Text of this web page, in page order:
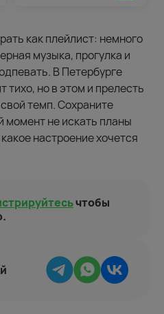
как плейлист: немного
музыка, прогулка и
В Петербурге
тихо, но в этом и прелесть
темп. Сохраните
момент не искать планы
настроение хочется
чтобы